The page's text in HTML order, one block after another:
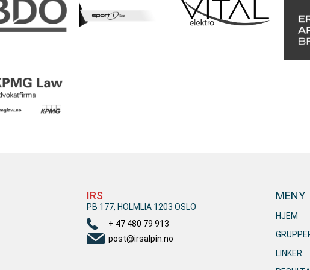
IRS
PB 177, HOLMLIA 1203 OSLO
+ 47 480 79 913
post@irsalpin.no
MENY
HJEM
LINKER